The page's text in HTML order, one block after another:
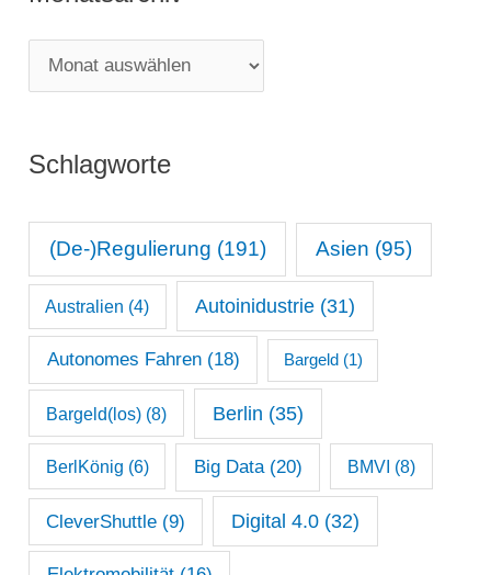
n
o
a
a
h
Schlagworte
(De-)Regulierung (191) Asien (95)
Australien (4) Autoinidustrie(31)
Autonomes Fahren(18) Bargeld(1)
Bargeld(los)(8) Berlin (35)
BerlKönig (6) Big Data(20) BMVI (8)
CleverShuttle (9) Digital 4.0(32)